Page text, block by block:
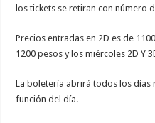
los tickets se retiran con número
Precios entradas en 2D es de
1200 pesos y los miércoles 2D Y
La boletería abrirá todos los días
función del día.